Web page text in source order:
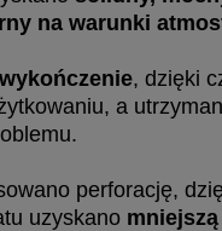
na warunki
, dzięki
a
perforację,
uzyskano